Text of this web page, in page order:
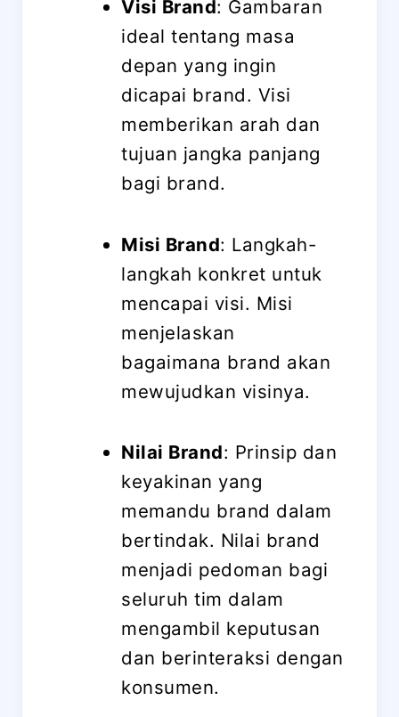
Visi Brand: Gambaran
ideal tentang masa
depan yang ingin
dicapai brand. Visi
memberikan arah dan
tujuan jangka panjang
bagi brand.
Misi Brand: Langkah-
langkah konkret untuk
mencapai visi. Misi
menjelaskan
bagaimana brand akan
mewujudkan visinya.
Nilai Brand: Prinsip dan
keyakinan yang
memandu brand dalam
bertindak. Nilai brand
menjadi pedoman bagi
seluruh tim dalam
mengambil keputusan
dan berinteraksi dengan
konsumen.